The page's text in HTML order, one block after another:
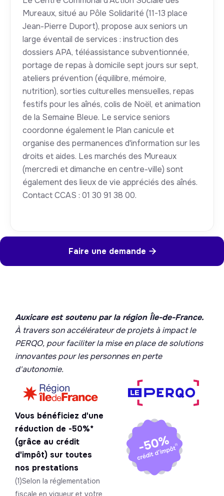
Mureaux, situé au Pôle Solidarité (11-13 place
Jean-Pierre Duport), propose aux seniors un
large éventail de services : instruction des
dossiers APA, téléassistance subventionnée,
portage de repas à domicile sept jours sur sept,
ateliers prévention (équilibre, mémoire,
nutrition), sorties culturelles mensuelles, repas
festifs pour les aînés, colis de Noël, et animation
de la Semaine Bleue. Le service seniors
coordonne également le Plan canicule et
organise des permanences d'information sur les
droits et aides. Les marchés des Mureaux
(mercredi et dimanche en centre-ville) sont
également des lieux de vie appréciés des aînés.
Contact CCAS : 01 30 91 38 00.
Faire une demande 
Auxicare est soutenu par la région Île-de-France.
À travers son accélérateur de projets à impact le
PERQO, pour faciliter la mise en place de solutions
innovantes pour les personnes en perte
d'autonomie.
Vous bénéficiez d'une
réduction de -50%*
(grâce au crédit
d'impôt) sur toutes
nos prestations
(1)Selon la réglementation
fiscale en vigueur et votre